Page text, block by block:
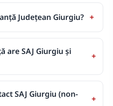
Județean Giurgiu?
are SAJ Giurgiu și
SAJ Giurgiu (non-